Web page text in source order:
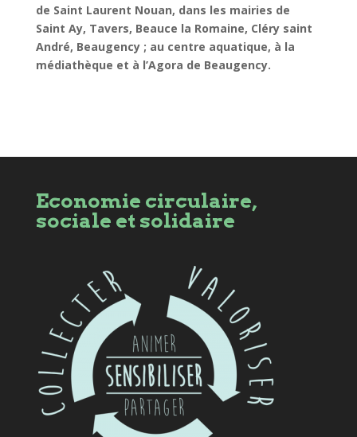
de Saint Laurent Nouan, dans les mairies de
Saint Ay, Tavers, Beauce la Romaine, Cléry saint
André, Beaugency ; au centre aquatique, à la
médiathèque et à l’Agora de Beaugency.
Economie circulaire,
sociale et solidaire